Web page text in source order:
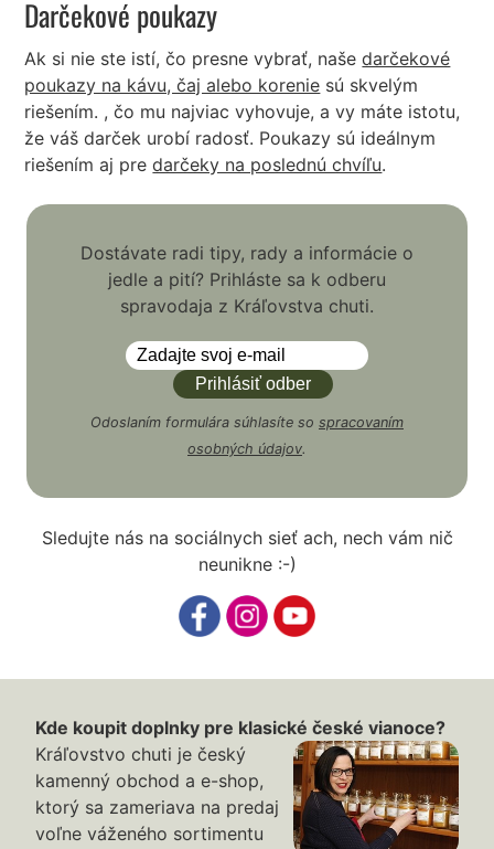
Darčekové poukazy
Ak si nie ste istí, čo presne vybrať, našedarčekové
poukazy na kávu, čaj alebo korenie sú skvelým
riešením. , čo mu najviac vyhovuje, a vy máte istotu,
že váš darček urobí radosť. Poukazy sú ideálnym
riešením aj predarčeky na poslednú chvíľu.
Dostávate radi tipy, rady a informácie o
jedle a pití? Prihláste sa k odberu
spravodaja z Kráľovstva chuti.
Odoslaním formulára súhlasíte so spracovaním
osobných údajov.
Sledujte nás na sociálnych sieť ach, nech vám nič
neunikne :-)
Kde koupit doplnky pre klasické české vianoce?
Kráľovstvo chuti je český
kamenný obchod a e-shop,
ktorý sa zameriava na predaj
voľne váženého sortimentu